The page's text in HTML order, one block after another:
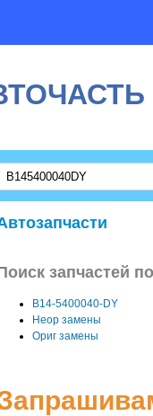
запчастей
B14-5400040-DY
Неор замены
Ориг замены